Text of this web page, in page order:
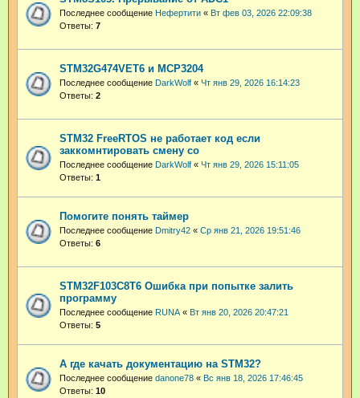
Последнее сообщение Нефертити « Вт фев 03, 2026 22:09:38
Ответы: 7
STM32G474VET6 и MCP3204
Последнее сообщение DarkWolf « Чт янв 29, 2026 16:14:23
Ответы: 2
STM32 FreeRTOS не работает код если
заккомнтировать смену со
Последнее сообщение DarkWolf « Чт янв 29, 2026 15:11:05
Ответы: 1
Помогите понять таймер
Последнее сообщение Dmitry42 « Ср янв 21, 2026 19:51:46
Ответы: 6
STM32F103C8T6 Ошибка при попытке залить
программу
Последнее сообщение RUNA « Вт янв 20, 2026 20:47:21
Ответы: 5
А где качать документацию на STM32?
Последнее сообщение danone78 « Вс янв 18, 2026 17:46:45
Ответы: 10